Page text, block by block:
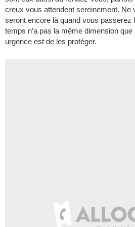
creux vous attendent sereinement. Ne
seront encore là quand vous passerez
temps n’a pas la même dimension
urgence est de les protéger.